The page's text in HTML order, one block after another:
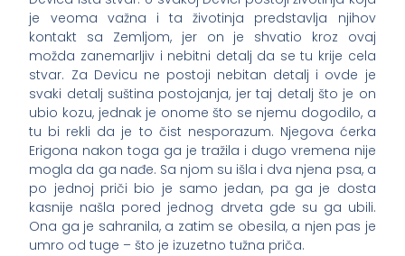
je veoma važna i ta životinja predstavlja njihov
kontakt sa Zemljom, jer on je shvatio kroz ovaj
možda zanemarljiv i nebitni detalj da se tu krije cela
stvar. Za Devicu ne postoji nebitan detalj i ovde je
svaki detalj suština postojanja, jer taj detalj što je on
ubio kozu, jednak je onome što se njemu dogodilo, a
tu bi rekli da je to čist nesporazum. Njegova ćerka
Erigona nakon toga ga je tražila i dugo vremena nije
mogla da ga nađe. Sa njom su išla i dva njena psa, a
po jednoj priči bio je samo jedan, pa ga je dosta
kasnije našla pored jednog drveta gde su ga ubili.
Ona ga je sahranila, a zatim se obesila, a njen pas je
umro od tuge – što je izuzetno tužna priča.